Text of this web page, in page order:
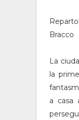
Bracco
La
la
a casa